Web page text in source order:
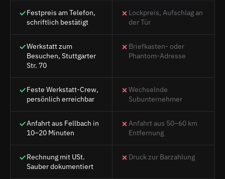
Festpreis am Telefon,
schriftlich bestätigt
Lockpreis, Aufschlag an
der Tür
Werkstatt zum
Besuchen, Stuttgarter
Str. 70
Briefkasten- oder
Phantom-Adresse
Feste Werkstatt-Crew,
persönlich erreichbar
Wechselnde
Subunternehmer
Anfahrt aus Fellbach in
10–20 Minuten
Anfahrt aus 50–60 km
Entfernung
Rechnung mit USt.
Sauber dokumentiert
Druck zur Barzahlung